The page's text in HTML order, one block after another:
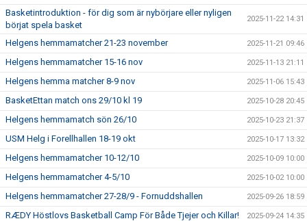
Basketintroduktion - för dig som är nybörjare eller nyligen
börjat spela basket
2025-11-22 14:31
Helgens hemmamatcher 21-23 november 2025-11-21 09:46
Helgens hemmamatcher 15-16 nov 2025-11-13 21:11
Helgens hemma matcher 8-9 nov 2025-11-06 15:43
BasketEttan match ons 29/10 kl 19 2025-10-28 20:45
Helgens hemmamatch sön 26/10 2025-10-23 21:37
USM Helg i Forellhallen 18-19 okt 2025-10-17 13:32
Helgens hemmamatcher 10-12/10 2025-10-09 10:00
Helgens hemmamatcher 4-5/10 2025-10-02 10:00
Helgens hemmamatcher 27-28/9 - Fornuddshallen 2025-09-26 18:59
RÆDY Höstlovs Basketball Camp För Både Tjejer och Killar! 2025-09-24 14:35